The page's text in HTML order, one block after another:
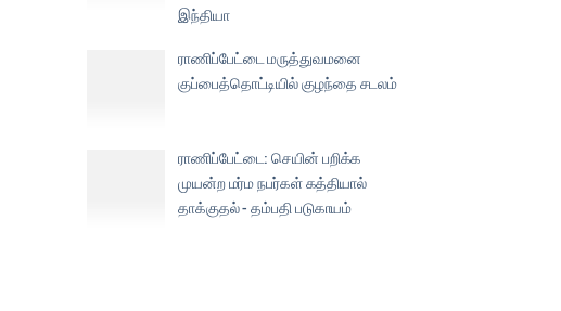
இந்தியா
ராணிப்பேட்டை மருத்துவமனை
குப்பைத்தொட்டியில் குழந்தை சடலம்
ராணிப்பேட்டை: செயின் பறிக்க
முயன்ற மர்ம நபர்கள் கத்தியால்
தாக்குதல் - தம்பதி படுகாயம்